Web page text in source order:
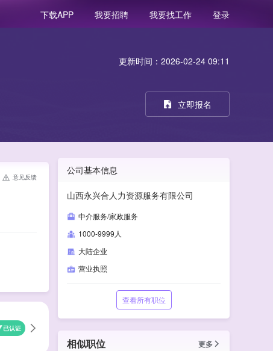
下载APP 我要招聘 我要找工作 登录
意见反馈
已认证
更新时间：2026-02-24 09:11
立即报名
公司基本信息
山西永兴合人力资源服务有限公司
中介服务/家政服务
1000-9999人
大陆企业
营业执照
查看所有职位
相似职位 更多